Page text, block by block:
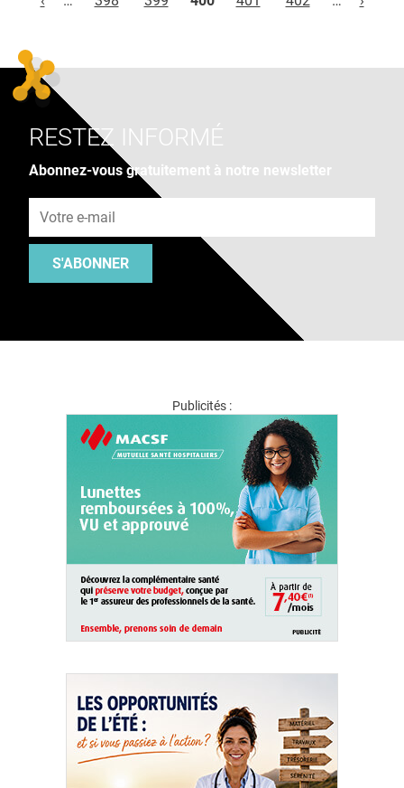
RESTEZ INFORMÉ
Abonnez-vous gratuitement à notre newsletter
S'ABONNER
Publicités :